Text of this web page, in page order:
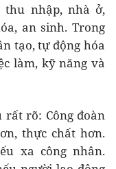
nhập, nhà ở,
an sinh. Trong
tạo, tự động hóa
làm, kỹ năng và
rất rõ: Công đoàn
thực chất hơn.
xa công nhân.